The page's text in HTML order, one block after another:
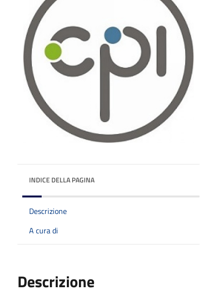
INDICE DELLA PAGINA
Descrizione
A cura di
Descrizione